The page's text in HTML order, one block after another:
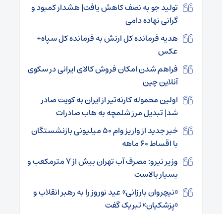
تولید جو به نصف کاهش یافت| هشدار کمبود و
گرانی نهاده دامی
هدیه فرمانده کل ارتش به فرمانده کل سپاه+
عکس
فراهم شدن امکان فروش کالای ایرانی در سکوی
آنلاین چین
اولین محموله کارنه‌تیر از ایران به کویت صادر
شد| تبدیل مرز شلمچه به هاب صادرات
خبر جدید از واریز وام ۵۰ میلیونی بازنشستگان
با اقساط ۶۰ ماهه
وزیر نیرو: مصرف آب تهران بیش از ۷ مترمکعب و
بسیار بالاست
«نیچروان بارزانی» عید نوروز را به رهبر انقلاب و
«پزشکیان» تبریک گفت